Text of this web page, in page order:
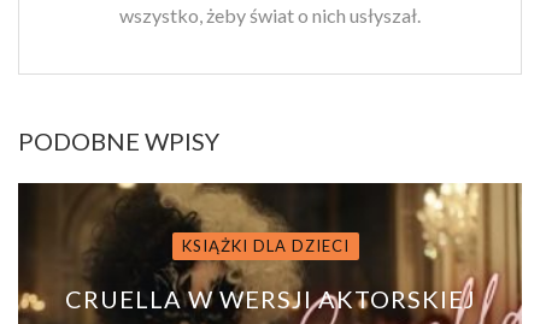
wszystko, żeby świat o nich usłyszał.
PODOBNE WPISY
KSIĄŻKI DLA DZIECI
CRUELLA W WERSJI AKTORSKIEJ